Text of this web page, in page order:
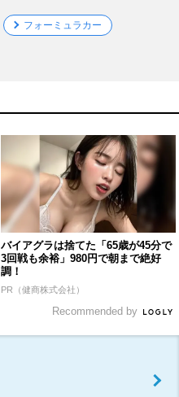
フォーミュラカー
バイアグラは捨てた「65歳が45分で
3回戦も余裕」980円で朝まで絶好
調！
PR（健商株式会社）
Recommended by